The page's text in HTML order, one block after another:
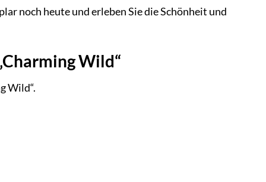
noch heute und erleben Sie die Schönheit und
Wild“
Wild“.